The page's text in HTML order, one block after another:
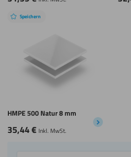
Speichern
HMPE 500 Natur 8 mm
35,44€ Inkl. MwSt.